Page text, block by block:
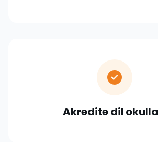
Akredite dil